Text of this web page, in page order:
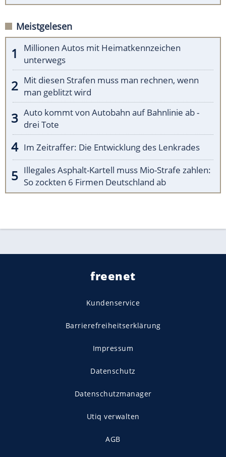
Meistgelesen
Millionen Autos mit Heimatkennzeichen
unterwegs
Mit diesen Strafen muss man rechnen, wenn
man geblitzt wird
Auto kommt von Autobahn auf Bahnlinie ab -
drei Tote
Im Zeitraffer: Die Entwicklung des Lenkrades
Illegales Asphalt-Kartell muss Mio-Strafe zahlen:
So zockten 6 Firmen Deutschland ab
freenet
Kundenservice
Barrierefreiheitserklärung
Impressum
Datenschutz
Datenschutzmanager
Utiq verwalten
AGB